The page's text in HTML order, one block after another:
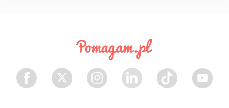
Facebook Twitter Instagram LinkedIn TikTok Youtube